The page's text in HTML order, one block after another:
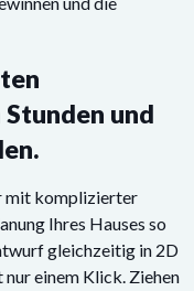
und
mit komplizierter
Ihres Hauses so
gleichzeitig in 2D
nur einem Klick. Ziehen